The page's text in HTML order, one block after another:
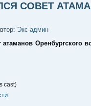
СОВЕТ
Экс-админ
Оренбургского
cast)